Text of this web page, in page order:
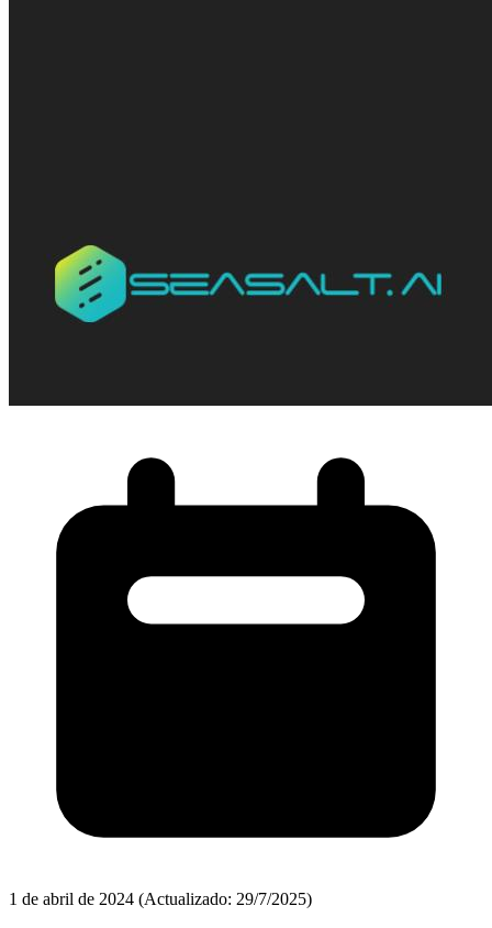
1 de abril de 2024 (Actualizado: 29/7/2025)